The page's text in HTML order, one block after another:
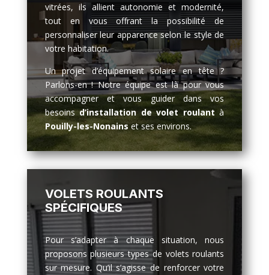
vitrées, ils allient autonomie et modernité,
tout en vous offrant la possibilité de
personnaliser leur apparence selon le style de
votre habitation.
Un projet d’équipement solaire en tête ?
Parlons-en ! Notre équipe est là pour vous
accompagner et vous guider dans vos
besoinsd’installation de volet roulant à
Pouilly-les-Nonainset ses environs.
VOLETS ROULANTS
SPÉCIFIQUES
Pour s’adapter à chaque situation, nous
proposons plusieurs types de volets roulants
sur mesure. Qu’il s’agisse de renforcer votre